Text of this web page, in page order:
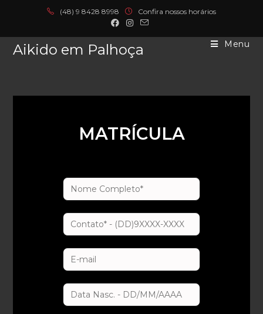
(48) 9 8428 8998 Confira nossos horários
Aikido em Palhoça Menu
MATRÍCULA